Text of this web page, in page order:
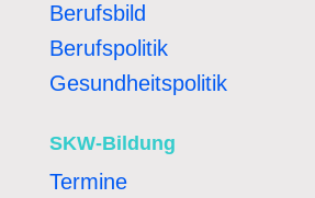
Berufsbild
Berufspolitik
Gesundheitspolitik
SKW-Bildung
Termine